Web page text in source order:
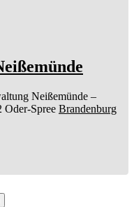
Neißemünde –
Oder-Spree Brandenburg